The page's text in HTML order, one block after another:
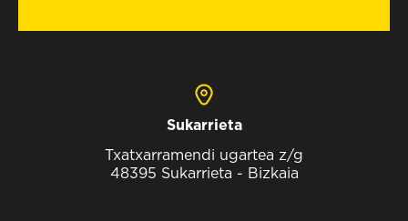
Sukarrieta
Txatxarramendi ugartea z/g
48395 Sukarrieta - Bizkaia